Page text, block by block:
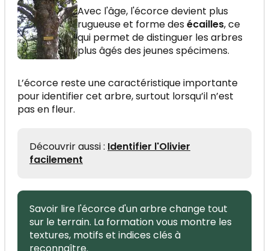
Avec l'âge, l'écorce devient plus
rugueuse et forme desécailles, ce
qui permet de distinguer les arbres
plus âgés des jeunes spécimens.
L’écorce reste une caractéristique importante
pour identifier cet arbre, surtout lorsqu’il n’est
pas en fleur.
Découvrir aussi : Identifier l'Olivier
facilement
Savoir lire l'écorce d'un arbre change tout
sur le terrain. La formation vous montre les
textures, motifs et indices clés à
reconnaître.